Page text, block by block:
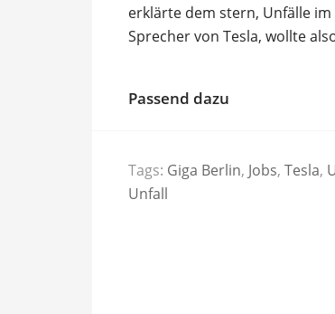
erklärte dem stern, Unfälle
Sprecher von Tesla, wollte
Passend dazu
Tags: Giga Berlin, Jobs, Tesla,
Unfall